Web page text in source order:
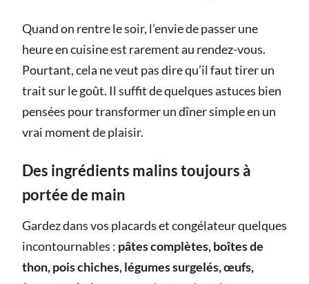
Quand on rentre le soir, l’envie de passer une
heure en cuisine est rarement au rendez-vous.
Pourtant, cela ne veut pas dire qu’il faut tirer un
trait sur le goût. Il suffit de quelques astuces bien
pensées pour transformer un dîner simple en un
vrai moment de plaisir.
Des ingrédients malins toujours à
portée de main
Gardez dans vos placards et congélateur quelques
incontournables : pâtes complètes, boîtes de
thon, pois chiches, légumes surgelés, œufs,